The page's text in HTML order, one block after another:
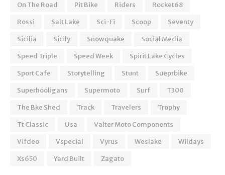
On The Road
Pit Bike Riders
Rocket68
Rossi
Salt Lake Sci-Fi Scoop
Seventy
Sicilia
Sicily Snowquake
Social Media
Speed Triple
Speed Week
Spirit Lake Cycles
Sport Cafe
Storytelling Stunt
Sueprbike
Superhooligans
Supermoto Surf
T300
The Bke Shed
Track Travelers
Trophy
Tt Classic
Usa
Valter Moto Components
Vifdeo
Vspecial Vyrus Weslake
Wildays
Xs650
Yard Built Zagato